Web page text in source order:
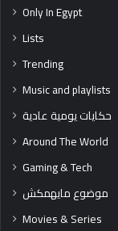
Only In Egypt
Lists
Trending
Music and playlists
حكايات يومية عادية
Around The World
Gaming & Tech
موضوع مايهمكش
Movies & Series